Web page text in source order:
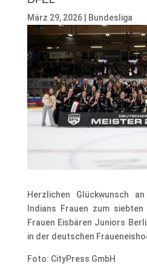
März 29, 2026| Bundesliga
Herzlichen Glückwunsch
Indians Frauen zum
Frauen Eisbären Juniors
in der deutschen
Foto: CityPress GmbH